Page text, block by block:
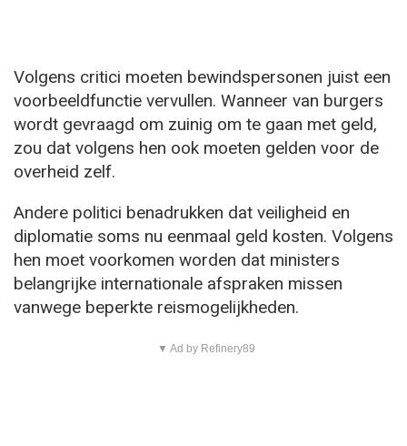
Volgens critici moeten bewindspersonen juist een
voorbeeldfunctie vervullen. Wanneer van burgers
wordt gevraagd om zuinig om te gaan met geld,
zou dat volgens hen ook moeten gelden voor de
overheid zelf.
Andere politici benadrukken dat veiligheid en
diplomatie soms nu eenmaal geld kosten. Volgens
hen moet voorkomen worden dat ministers
belangrijke internationale afspraken missen
vanwege beperkte reismogelijkheden.
▼ Ad by Refinery89